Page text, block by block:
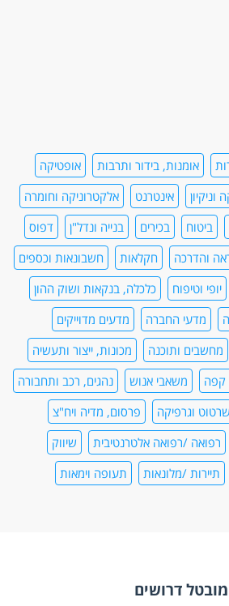
אומנות, בידור ותרבות
אופטיקה
וניקיון אינטרנט
אלקטרוניקה וחומרה
ביטוח בכירים בנייה ונדל"ן
דפוס
והדרכה חקלאות
חשבונאות וכספים
יופי וטיפוח
כלכלה, בנקאות ושוק ההון
מדעי החברה
מדעים מדוייקים
מחשבים ותוכנה
מכונות, ייצור ותעשיה
קפה משאבי אנוש
נהגים, רכב ותחבורה
וגרפיקה
פרסום, מדיה ויח"צ
רפואה /רפואה אלטרנטיבית
שיווק
תיירות /מלונאות תעופה וימאות
מובטל דרושים